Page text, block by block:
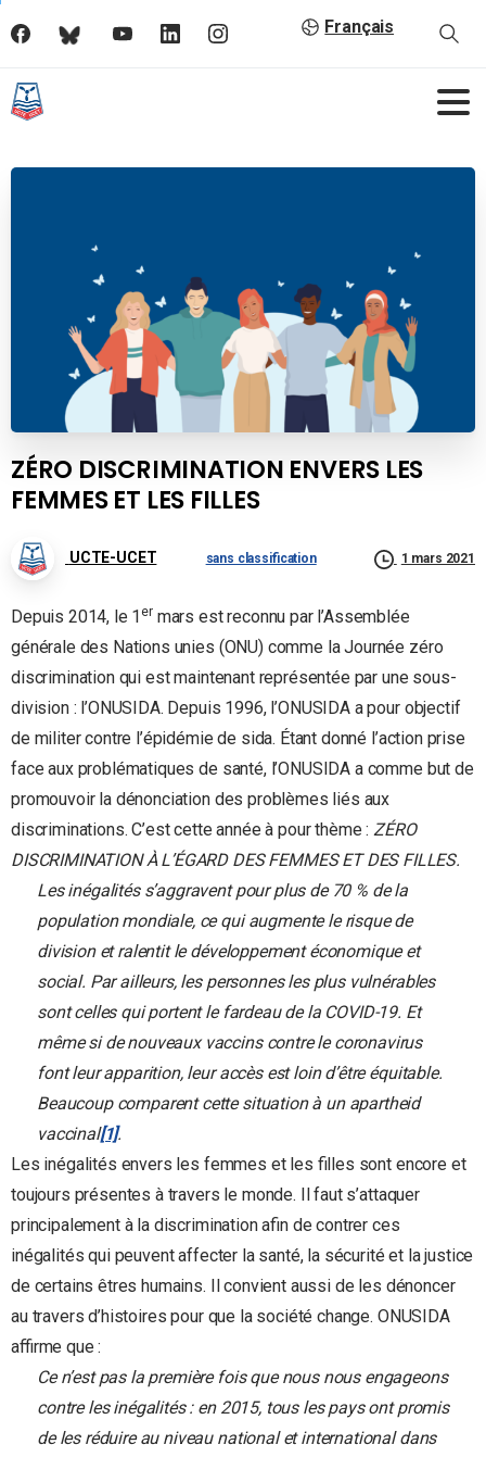
Français
ZÉRO DISCRIMINATION ENVERS LES
FEMMES ET LES FILLES
UCTE-UCET sans classification 1 mars 2021
Depuis 2014, le 1 ermars est reconnu par l’Assemblée
générale des Nations unies (ONU) comme la Journée zéro
discrimination qui est maintenant représentée par une sous-
division : l’ONUSIDA. Depuis 1996, l’ONUSIDA a pour objectif
de militer contre l’épidémie de sida. Étant donné l’action prise
face aux problématiques de santé, l’ONUSIDA a comme but de
promouvoir la dénonciation des problèmes liés aux
discriminations. C’est cette année à pour thème : ZÉRO
DISCRIMINATION À L’ÉGARD DES FEMMES ET DES FILLES.
Les inégalités s’aggravent pour plus de 70 % de la
population mondiale, ce qui augmente le risque de
division et ralentit le développement économique et
social. Par ailleurs, les personnes les plus vulnérables
sont celles qui portent le fardeau de la COVID-19. Et
même si de nouveaux vaccins contre le coronavirus
font leur apparition, leur accès est loin d’être équitable.
Beaucoup comparent cette situation à un apartheid
vaccinal[1].
Les inégalités envers les femmes et les filles sont encore et
toujours présentes à travers le monde. Il faut s’attaquer
principalement à la discrimination afin de contrer ces
inégalités qui peuvent affecter la santé, la sécurité et la justice
de certains êtres humains. Il convient aussi de les dénoncer
au travers d’histoires pour que la société change. ONUSIDA
affirme que :
Ce n’est pas la première fois que nous nous engageons
contre les inégalités : en 2015, tous les pays ont promis
de les réduire au niveau national et international dans